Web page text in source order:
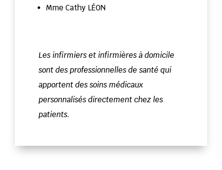
Mme Cathy LÉON
​Les infirmiers et infirmières à domicile
sont des professionnelles de santé qui
apportent des soins médicaux
personnalisés directement chez les
patients.